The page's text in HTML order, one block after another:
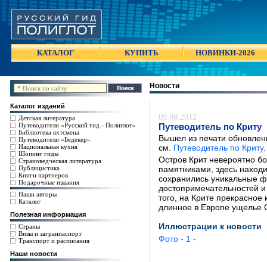
КАТАЛОГ КУПИТЬ НОВИНКИ-2026
Каталог изданий
Детская литература
Путеводители «Русский гид - Полиглот»
Библиотека яхтсмена
Путеводители «Бедекер»
Национальная кухня
Шопинг гиды
Страноведческая литература
Публицистика
Книги партнеров
Подарочные издания
Наши авторы
Каталог
Полезная информация
Страны
Визы и загранпаспорт
Транспорт и расписания
Наши новости
Новости
09.08.2012
Путеводитель по Криту
Вышел из печати
см. Путеводитель по Криту.
Остров Крит невероятно
памятниками, здесь
сохранились уникальные
достопримечательностей
того, на Крите прекрасное
длинное в Европе ущелье
Иллюстрации к новости
Фото - 1 -